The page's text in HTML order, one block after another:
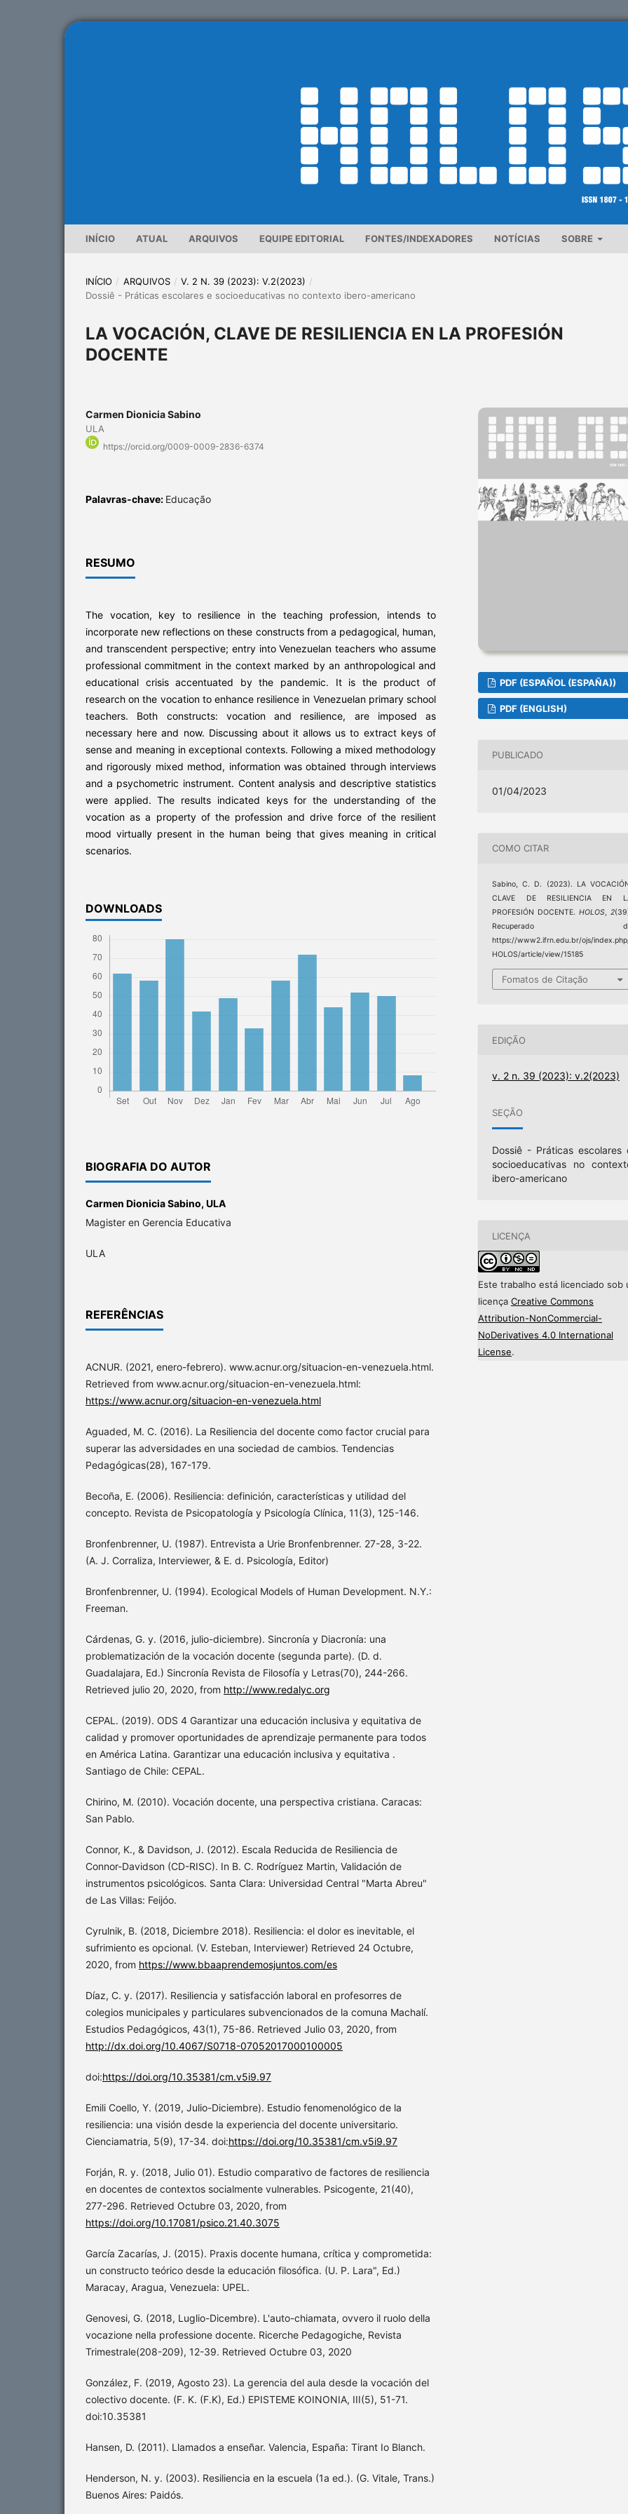
INÍCIO ATUAL ARQUIVOS EQUIPE EDITORIAL FONTES/INDEXADORES NOTÍCIAS SOBRE
INÍCIO / ARQUIVOS / V. 2 N. 39 (2023): V.2(2023) /
Dossiê - Práticas escolares e socioeducativas no contexto ibero-americano
LA VOCACIÓN, CLAVE DE RESILIENCIA EN LA PROFESIÓN
DOCENTE
Carmen Dionicia Sabino
ULA
https://orcid.org/0009-0009-2836-6374
Palavras-chave: Educação
RESUMO
The vocation, key to resilience in the teaching profession, intends to
incorporate new reflections on these constructs from a pedagogical, human,
and transcendent perspective; entry into Venezuelan teachers who assume
professional commitment in the context marked by an anthropological and
educational crisis accentuated by the pandemic. It is the product of
research on the vocation to enhance resilience in Venezuelan primary school
teachers. Both constructs: vocation and resilience, are imposed as
necessary here and now. Discussing about it allows us to extract keys of
sense and meaning in exceptional contexts. Following a mixed methodology
and rigorously mixed method, information was obtained through interviews
and a psychometric instrument. Content analysis and descriptive statistics
were applied. The results indicated keys for the understanding of the
vocation as a property of the profession and drive force of the resilient
mood virtually present in the human being that gives meaning in critical
scenarios.
DOWNLOADS
BIOGRAFIA DO AUTOR
Carmen Dionicia Sabino, ULA
Magister en Gerencia Educativa
ULA
REFERÊNCIAS
ACNUR. (2021, enero-febrero). www.acnur.org/situacion-en-venezuela.html.
Retrieved from www.acnur.org/situacion-en-venezuela.html:
https://www.acnur.org/situacion-en-venezuela.html
Aguaded, M. C. (2016). La Resiliencia del docente como factor crucial para
superar las adversidades en una sociedad de cambios. Tendencias
Pedagógicas(28), 167-179.
Becoña, E. (2006). Resiliencia: definición, características y utilidad del
concepto. Revista de Psicopatología y Psicología Clínica, 11(3), 125-146.
Bronfenbrenner, U. (1987). Entrevista a Urie Bronfenbrenner. 27-28, 3-22.
(A. J. Corraliza, Interviewer, & E. d. Psicología, Editor)
Bronfenbrenner, U. (1994). Ecological Models of Human Development. N.Y.:
Freeman.
Cárdenas, G. y. (2016, julio-diciembre). Sincronía y Diacronía: una
problematización de la vocación docente (segunda parte). (D. d.
Guadalajara, Ed.) Sincronía Revista de Filosofía y Letras(70), 244-266.
Retrieved julio 20, 2020, from http://www.redalyc.org
CEPAL. (2019). ODS 4 Garantizar una educación inclusiva y equitativa de
calidad y promover oportunidades de aprendizaje permanente para todos
en América Latina. Garantizar una educación inclusiva y equitativa .
Santiago de Chile: CEPAL.
Chirino, M. (2010). Vocación docente, una perspectiva cristiana. Caracas:
San Pablo.
Connor, K., & Davidson, J. (2012). Escala Reducida de Resiliencia de
Connor-Davidson (CD-RISC). In B. C. Rodríguez Martin, Validación de
instrumentos psicológicos. Santa Clara: Universidad Central "Marta Abreu"
de Las Villas: Feijóo.
Cyrulnik, B. (2018, Diciembre 2018). Resiliencia: el dolor es inevitable, el
sufrimiento es opcional. (V. Esteban, Interviewer) Retrieved 24 Octubre,
2020, from https://www.bbaaprendemosjuntos.com/es
Díaz, C. y. (2017). Resiliencia y satisfacción laboral en profesorres de
colegios municipales y particulares subvencionados de la comuna Machalí.
Estudios Pedagógicos, 43(1), 75-86. Retrieved Julio 03, 2020, from
http://dx.doi.org/10.4067/S0718-07052017000100005
doi:https://doi.org/10.35381/cm.v5i9.97
Emili Coello, Y. (2019, Julio-Diciembre). Estudio fenomenológico de la
resiliencia: una visión desde la experiencia del docente universitario.
Cienciamatria, 5(9), 17-34. doi:https://doi.org/10.35381/cm.v5i9.97
Forján, R. y. (2018, Julio 01). Estudio comparativo de factores de resiliencia
en docentes de contextos socialmente vulnerables. Psicogente, 21(40),
277-296. Retrieved Octubre 03, 2020, from
https://doi.org/10.17081/psico.21.40.3075
García Zacarías, J. (2015). Praxis docente humana, crítica y comprometida:
un constructo teórico desde la educación filosófica. (U. P. Lara", Ed.)
Maracay, Aragua, Venezuela: UPEL.
Genovesi, G. (2018, Luglio-Dicembre). L'auto-chiamata, ovvero il ruolo della
vocazione nella professione docente. Ricerche Pedagogiche, Revista
Trimestrale(208-209), 12-39. Retrieved Octubre 03, 2020
González, F. (2019, Agosto 23). La gerencia del aula desde la vocación del
colectivo docente. (F. K. (F.K), Ed.) EPISTEME KOINONIA, III(5), 51-71.
doi:10.35381
Hansen, D. (2011). Llamados a enseñar. Valencia, España: Tirant Io Blanch.
Henderson, N. y. (2003). Resiliencia en la escuela (1a ed.). (G. Vitale, Trans.)
Buenos Aires: Paidós.
PDF (ESPAÑOL (ESPAÑA))
PDF (ENGLISH)
PUBLICADO
01/04/2023
COMO CITAR
Sabino, C. D. (2023). LA
CLAVE DE RESILIENCIA EN
PROFESIÓN DOCENTE. HOLOS 2
Recuperado
https://www2.ifrn.edu.br/ojs/
HOLOS/article/view/15185
Fomatos de Citação
EDIÇÃO
v. 2 n. 39 (2023): v.2(2023)
SEÇÃO
Dossiê - Práticas escolares
socioeducativas no
ibero-americano
LICENÇA
Este trabalho está licenciado sob
licença Creative Commons
Attribution-NonCommercial-
NoDerivatives 4.0 International
License.